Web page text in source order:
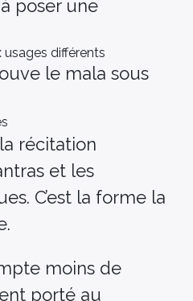
poser une
usages différents
le mala sous
récitation
et les
C’est la forme la
moins de
porté au